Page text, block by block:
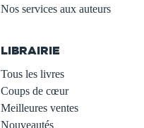
Nos services aux auteurs
LIBRAIRIE
Tous les livres
Coups de cœur
Meilleures ventes
Nouveautés